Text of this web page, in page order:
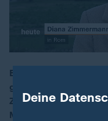
00:16
Bei den deutsch-
geht es neben
Zusammenarbeit in
Migrationsfragen.
Deine